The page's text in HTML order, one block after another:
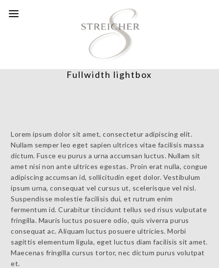
Fullwidth lightbox
Lorem ipsum dolor sit amet, consectetur adipiscing elit.
Nullam semper leo eget sapien ultrices vitae facilisis massa
dictum. Fusce eu purus a urna accumsan luctus. Nullam sit
amet nisi non ante ultrices egestas. Proin erat nulla, congue
adipiscing accumsan id, sollicitudin eget dolor. Vestibulum
ipsum urna, consequat vel cursus ut, scelerisque vel nisl.
Suspendisse molestie facilisis dui, et rutrum enim
fermentum id. Curabitur tincidunt tellus sed risus vulputate
fringilla. Mauris luctus posuere odio, quis viverra purus
consequat ac. Aliquam luctus posuere ultricies. Morbi
sagittis elementum ligula, eget luctus diam facilisis sit amet.
Maecenas fringilla cursus tortor, nec dictum purus volutpat
et.